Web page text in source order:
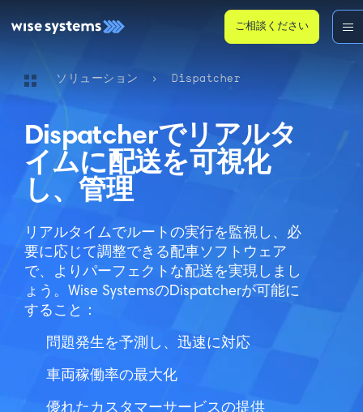
ご相談ください
ソリューション › Dispatcher
Dispatcherでリアルタ
イムに配送を可視化
し、管理
リアルタイムでルートの実行を監視し、必
要に応じて調整できる配車ソフトウェア
で、よりパーフェクトな配送を実現しまし
ょう。Wise SystemsのDispatcherが可能に
すること：
問題発生を予測し、迅速に対応
車両稼働率の最大化
優れたカスタマーサービスの提供